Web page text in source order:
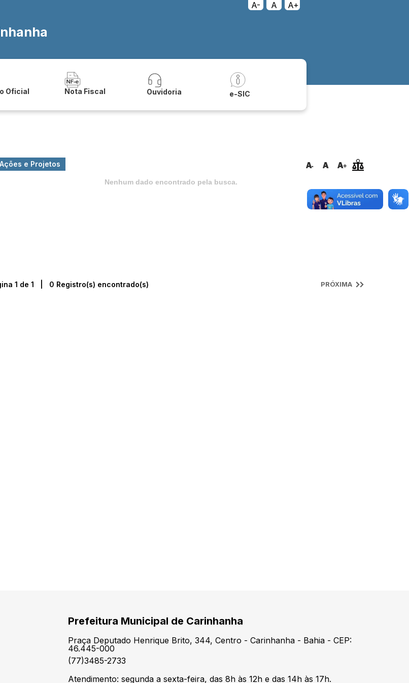
A- A
A+
Oficial Nota Fiscal Ouvidoria e-SIC
Ações e Projetos
Nenhum dado encontrado pela busca.
1 de 1 | 0 Registro(s) encontrado(s) PRÓXIMA
Prefeitura Municipal de Carinhanha
Praça Deputado Henrique Brito, 344, Centro - Carinhanha - Bahia - CEP:
46.445-000
(77)3485-2733
Atendimento: segunda a sexta-feira, das 8h às 12h e das 14h às 17h.